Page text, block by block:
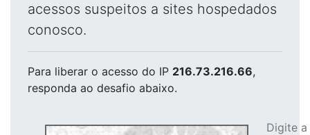
acessos suspeitos a sites hospedados
conosco.
Para liberar o acesso do IP 216.73.216.66,
responda ao desafio abaixo.
Digite